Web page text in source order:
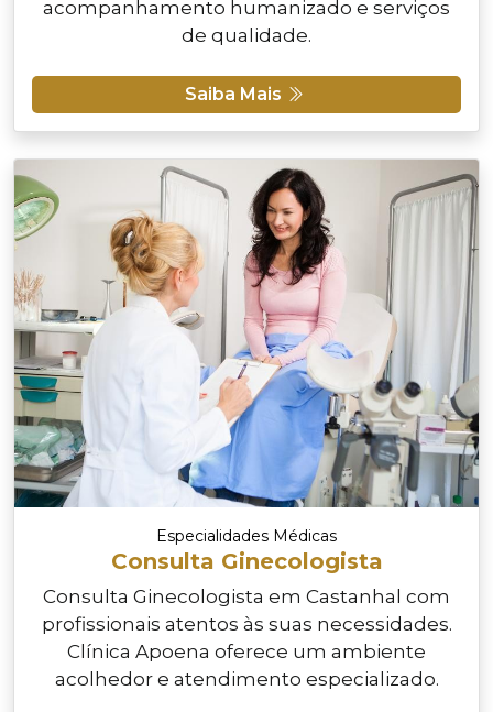
acompanhamento humanizado e serviços
de qualidade.
Saiba Mais
Especialidades Médicas
Consulta Ginecologista
Consulta Ginecologista em Castanhal com
profissionais atentos às suas necessidades.
Clínica Apoena oferece um ambiente
acolhedor e atendimento especializado.